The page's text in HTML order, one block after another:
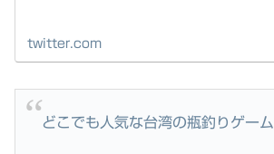
twitter.com
どこでも人気な台湾の瓶釣りゲーム